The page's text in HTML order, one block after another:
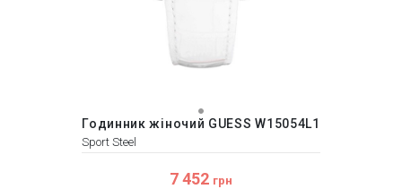
Годинник жіночий GUESS W15054L1
Sport Steel
7 452 грн